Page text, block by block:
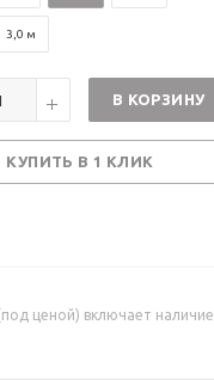
3,0 м
В КОРЗИНУ
КУПИТЬ В 1 КЛИК
ценой) включает наличие